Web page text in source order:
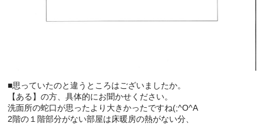
■思っていたのと違うところはございましたか。
【ある】の方、具体的にお聞かせください。
洗面所の蛇口が思ったより大きかったですね(;^O^A
2階の１階部分がない部屋は床暖房の熱がない分、